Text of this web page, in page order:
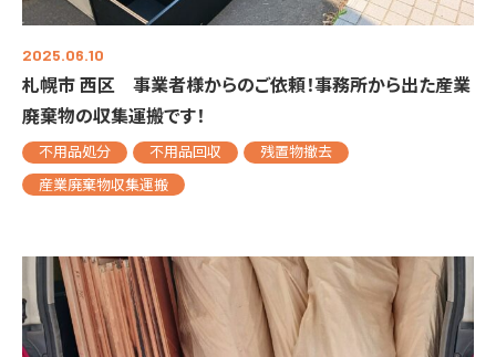
2025.06.10
札幌市 西区 事業者様からのご依頼！事務所から出た産業
廃棄物の収集運搬です！
不用品処分 不用品回収
残置物撤去
産業廃棄物収集運搬